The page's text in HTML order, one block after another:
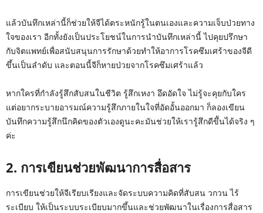
แล้วบันทึกเหล่านี้ก็ช่วยให้จีได้ตระหนักรู้ในตนเองและความเจ็บป่วยทาง
ใจของเรา อีกทั้งยังเป็นประโยชน์ในการนำบันทึกเหล่านี้ ไปคุยปรึกษา
กับจิตแพทย์เพื่อสนับสนุนการรักษาด้วยทำให้อาการโรคซึมเศร้าของจีดี
ขึ้นเป็นลำดับ และตอนนี้จีก็หายป่วยจากโรคซึมเศร้าแล้ว
หากใครที่กำลังรู้สึกสับสนในชีวิต รู้สึกเหงา อึดอัดใจ ไม่รู้จะคุยกับใคร
แต่อยากระบายอารมณ์ความรู้สึกภายในใจที่อัดอั้นออกมา ก็ลองเขียน
บันทึกความรู้สึกนึกคิดของตัวเองดูนะคะมันช่วยให้เรารู้สึกดีขึันได้จริง ๆ
ค่ะ
2. การเขียนช่วยพัฒนาการสื่อสาร
การเขียนช่วยให้จีเรียบเรียงและจัดระบบความคิดที่สับสน วกวน ไร้
ระเบียบ ให้เป็นระบบระเบียบมากขึ้นและช่วยพัฒนาในเรื่องการสื่อสาร